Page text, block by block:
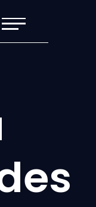
la
navigation